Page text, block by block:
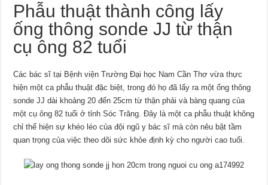
Phẫu thuật thành công lấy
ống thông sonde JJ từ thận
cụ ông 82 tuổi
Các bác sĩ tại Bệnh viện Trường Đại học Nam Cần Thơ vừa thực
hiện một ca phẫu thuật đặc biệt, trong đó họ đã lấy ra một ống thông
sonde JJ dài khoảng 20 đến 25cm từ thận phải và bàng quang của
một cụ ông 82 tuổi ở tỉnh Sóc Trăng. Đây là một ca phẫu thuật không
chỉ thể hiện sự khéo léo của đội ngũ y bác sĩ mà còn nêu bật tầm
quan trọng của việc theo dõi sức khỏe định kỳ cho người cao tuổi.